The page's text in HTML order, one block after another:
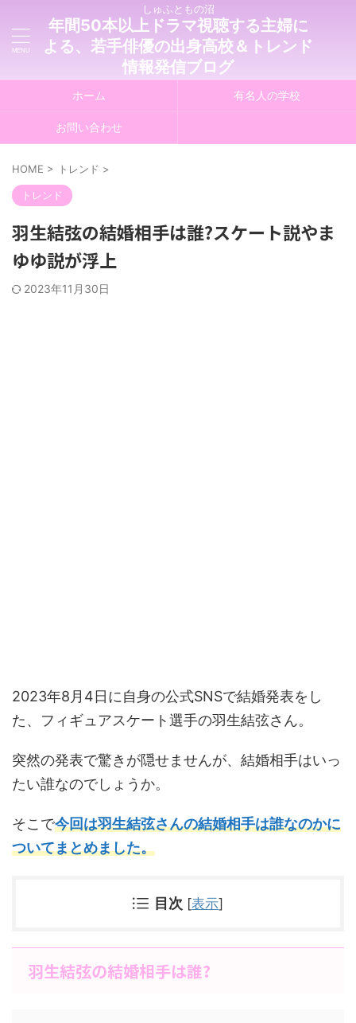
しゅふともの沼
年間50本以上ドラマ視聴する主婦に
よる、若手俳優の出身高校＆トレンド
情報発信ブログ
ホーム 有名人の学校
お問い合わせ
HOME > トレンド >
トレンド
羽生結弦の結婚相手は誰?スケート説やま
ゆゆ説が浮上
2023年11月30日
2023年8月4日に自身の公式SNSで結婚発表をし
た、フィギュアスケート選手の羽生結弦さん。
突然の発表で驚きが隠せませんが、結婚相手はいっ
たい誰なのでしょうか。
そこで今回は羽生結弦さんの結婚相手は誰なのかに
ついてまとめました。
目次 [表示]
羽生結弦の結婚相手は誰?